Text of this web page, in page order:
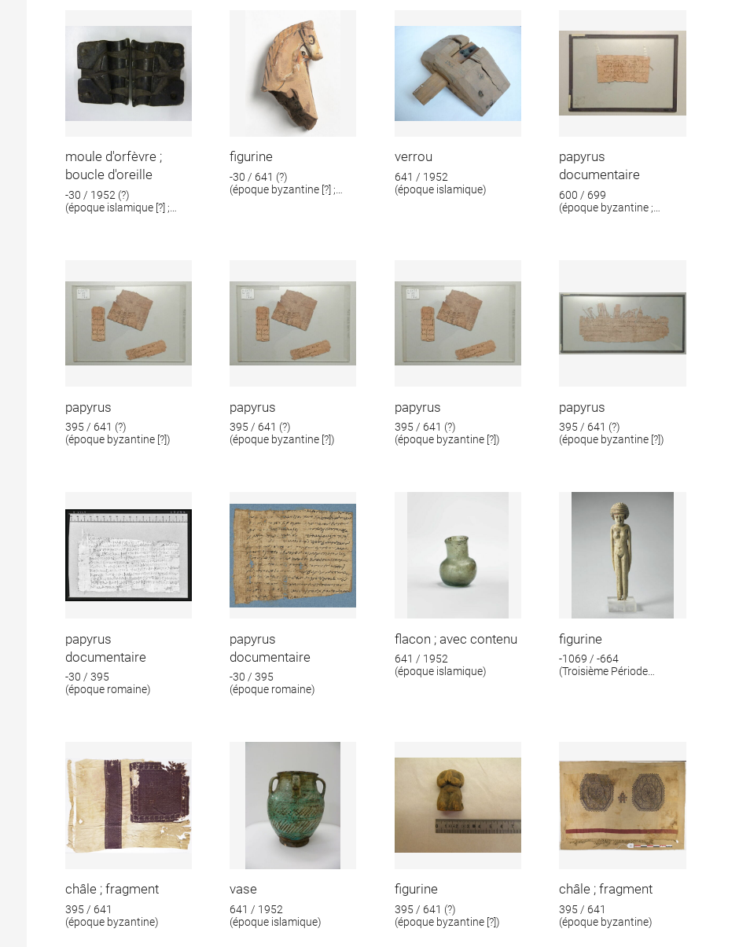
moule d'orfèvre ;
boucle d'oreille
-30 / 1952 (?)
(époque islamique [?] ;
figurine
-30 / 641 (?)
(époque byzantine [?] ;
verrou
641 / 1952
(époque islamique)
papyrus
documentaire
600 / 699
(époque byzantine ;
papyrus
395 / 641 (?)
(époque byzantine [?])
papyrus
395 / 641 (?)
(époque byzantine [?])
papyrus
395 / 641 (?)
(époque byzantine [?])
papyrus
395 / 641 (?)
(époque byzantine [?])
papyrus
documentaire
-30 / 395
(époque romaine)
papyrus
documentaire
-30 / 395
(époque romaine)
flacon ; avec contenu
641 / 1952
(époque islamique)
figurine
-1069 / -664
(Troisième Période
châle ; fragment
395 / 641
(époque byzantine)
vase
641 / 1952
(époque islamique)
figurine
395 / 641 (?)
(époque byzantine [?])
châle ; fragment
395 / 641
(époque byzantine)